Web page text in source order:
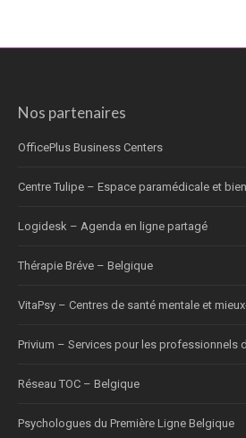
Nos partenaires
OfficePlus Business Centers
Centre Tulipe – Espace paramédicale et
Logidesk – Agenda en ligne partagé
Thérapie Bréve – Belgique
VitaPsy – Centres de santé mentale et
Privium – Services pour les professionnels
Réseau TOC – Belgique
Psychologues du Première Ligne Belgique